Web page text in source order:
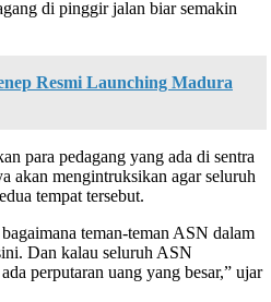
di pinggir jalan biar semakin
Resmi Launching Madura
para pedagang yang ada di sentra
akan mengintruksikan agar seluruh
tempat tersebut.
teman-teman ASN dalam
Dan kalau seluruh ASN
perputaran uang yang besar,” ujar